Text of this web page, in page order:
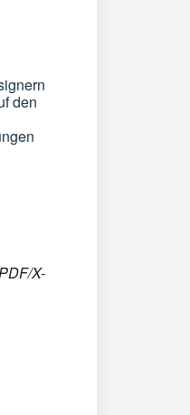
den
X-